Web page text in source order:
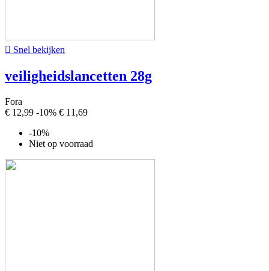
 Snel bekijken
veiligheidslancetten 28g
Fora
€ 12,99 -10% € 11,69
-10%
Niet op voorraad